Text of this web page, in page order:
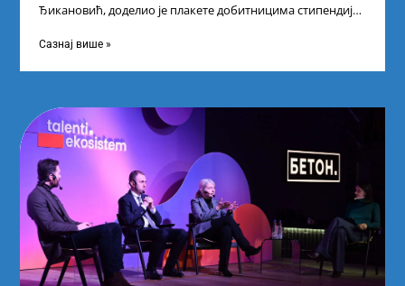
Ђикановић, доделио је плакете добитницима стипендије
технолошком парку
Сазнај више »